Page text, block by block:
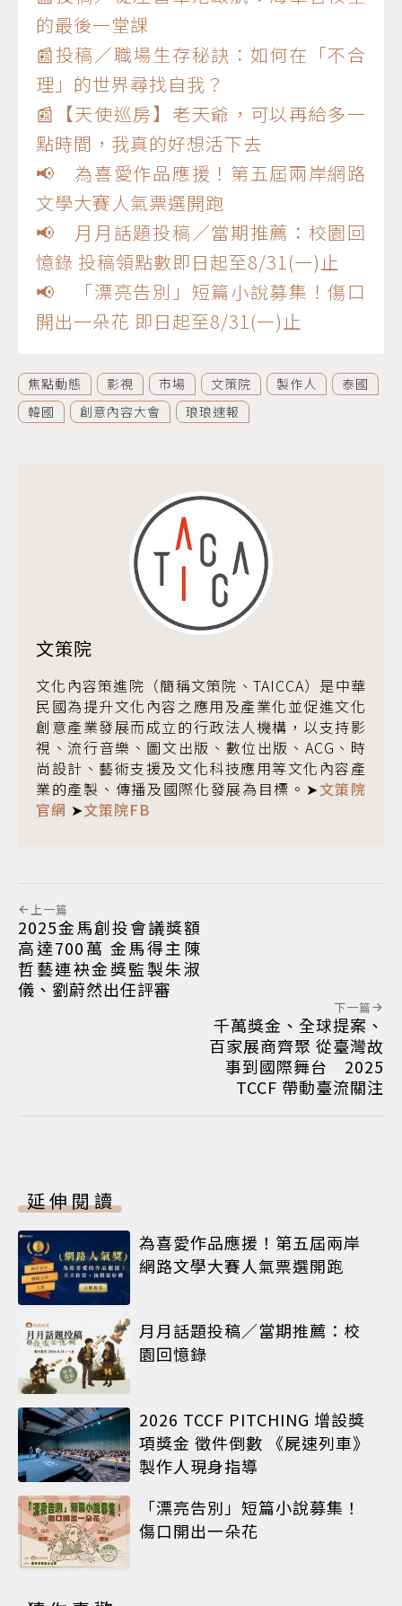
的最後一堂課
📰投稿／職場生存秘訣：如何在「不合
理」的世界尋找自我？
📰【天使巡房】老天爺，可以再給多一
點時間，我真的好想活下去
📢 為喜愛作品應援！第五屆兩岸網路
文學大賽人氣票選開跑
📢 月月話題投稿／當期推薦：校園回
憶錄 投稿領點數即日起至8/31(一)止
📢 「漂亮告別」短篇小說募集！傷口
開出一朵花 即日起至8/31(一)止
焦點動態 影視 市場 文策院 製作人
泰國
韓國
創意內容大會 琅琅速報
文策院
文化內容策進院（簡稱文策院、TAICCA）是中華
民國為提升文化內容之應用及產業化並促進文化
創意產業發展而成立的行政法人機構，以支持影
視、流行音樂、圖文出版、數位出版、ACG、時
尚設計、藝術支援及文化科技應用等文化內容產
業的產製、傳播及國際化發展為目標。➤文策院
官網 ➤文策院FB
上一篇
2025金馬創投會議獎額
高達700萬 金馬得主陳
哲藝連袂金獎監製朱淑
儀、劉蔚然出任評審
下一篇
千萬獎金、全球提案、
百家展商齊聚 從臺灣故
事到國際舞台 2025
TCCF 帶動臺流關注
延伸閱讀
為喜愛作品應援！第五屆兩岸
網路文學大賽人氣票選開跑
月月話題投稿／當期推薦：校
園回憶錄
2026 TCCF PITCHING 增設獎
項獎金 徵件倒數 《屍速列車》
製作人現身指導
「漂亮告別」短篇小說募集！
傷口開出一朵花